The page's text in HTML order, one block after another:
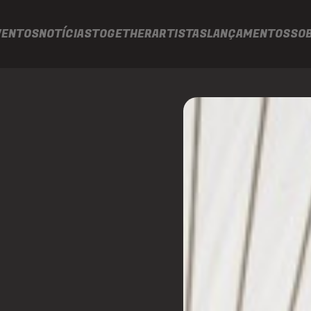
NOTÍCIASTOGETHERARTISTASLANÇAMENTOS